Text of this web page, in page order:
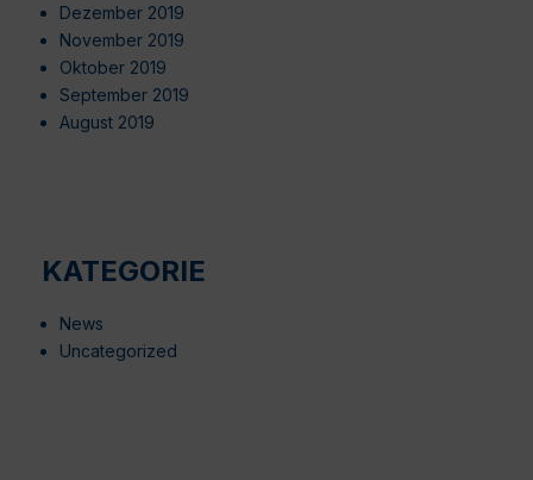
Dezember 2019
November 2019
Oktober 2019
September 2019
August 2019
KATEGORIE
News
Uncategorized